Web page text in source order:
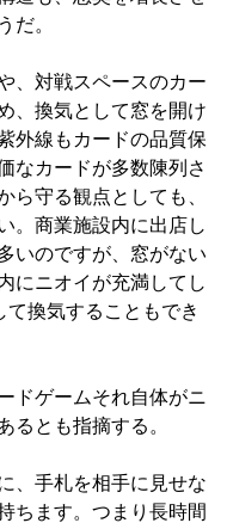
だ。
、対戦スペースのカー
、換気として窓を開け
外線もカードの品質保
なカードが多数陳列さ
ら守る観点としても、
。商業施設内に出店し
いのですが、窓がない
にニオイが充満してし
て換気することもでき
ドゲームそれ自体がニ
るとも指摘する。
、手札を相手に見せな
ちます。つまり長時間